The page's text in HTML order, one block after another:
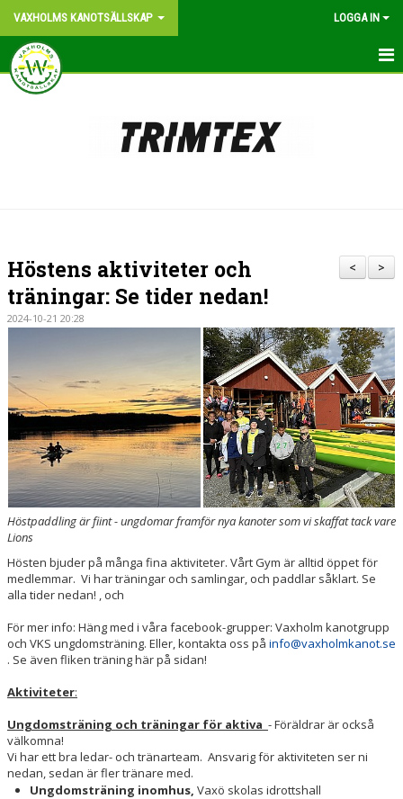
VAXHOLMS KANOTSÄLLSKAP LOGGA IN
START
NYHETER
VÅR HISTORIA
>
<
Höstens aktiviteter och
träningar: Se tider nedan!
2024-10-21 20:28
Höstpaddling är fiint - ungdomar framför nya kanoter som vi skaffat tack vare
Lions
Hösten bjuder på många fina aktiviteter. Vårt Gym är alltid öppet för
medlemmar. Vi har träningar och samlingar, och paddlar såklart. Se
alla tider nedan! , och
För mer info: Häng med i våra facebook-grupper: Vaxholm kanotgrupp
och VKS ungdomsträning. Eller, kontakta oss på info@vaxholmkanot.se
. Se även fliken träning här på sidan!
Aktiviteter:
Ungdomsträning och träningar för aktiva - Föräldrar är också
välkomna!
Vi har ett bra ledar- och tränarteam. Ansvarig för aktiviteten ser ni
nedan, sedan är fler tränare med.
Ungdomsträning inomhus, Vaxö skolas idrottshall